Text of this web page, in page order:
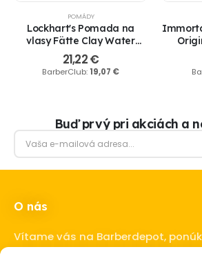
POMÁDY
Lockhart's Pomada na
vlasy Fätte Clay Water
Based Clay 96 gr.
21,22€
BarberClub: 19,07 €
Buď prvý pri akciách a
O nás
Vítame vás na Barberdepot,